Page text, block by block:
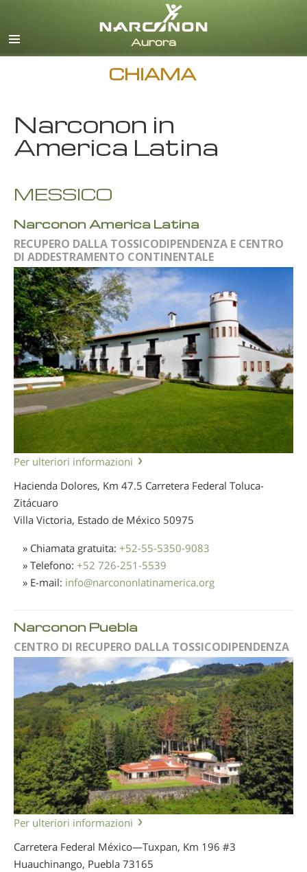
italiano
CHIAMA
Narconon in
America Latina
MESSICO
Narconon America Latina
RECUPERO DALLA TOSSICODIPENDENZA E CENTRO
DI ADDESTRAMENTO CONTINENTALE
Per ulteriori informazioni
Hacienda Dolores, Km 47.5 Carretera Federal Toluca-
Zitácuaro
Villa Victoria, Estado de México 50975
» Chiamata gratuita: +52-55-5350-9083
» Telefono: +52 726-251-5539
» E-mail: info@narcononlatinamerica.org
Narconon Puebla
CENTRO DI RECUPERO DALLA TOSSICODIPENDENZA
Per ulteriori informazioni
Carretera Federal México—Tuxpan, Km 196 #3
Huauchinango, Puebla 73165